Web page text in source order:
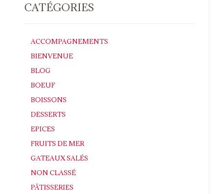
CATÉGORIES
ACCOMPAGNEMENTS
BIENVENUE
BLOG
BOEUF
BOISSONS
DESSERTS
EPICES
FRUITS DE MER
GATEAUX SALÉS
NON CLASSÉ
PÂTISSERIES